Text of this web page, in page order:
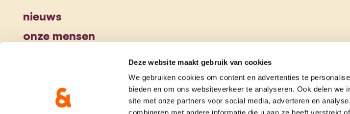
Deze website maakt gebruik van cookies
We gebruiken cookies om content en advertenties te
bieden en om ons websiteverkeer te analyseren. Ook delen we
site met onze partners voor social media, adverteren en
nieuws
onze mensen